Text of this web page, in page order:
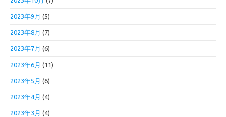
2023年9月 (5)
2023年8月 (7)
2023年7月 (6)
2023年6月 (11)
2023年5月 (6)
2023年4月 (4)
2023年3月 (4)